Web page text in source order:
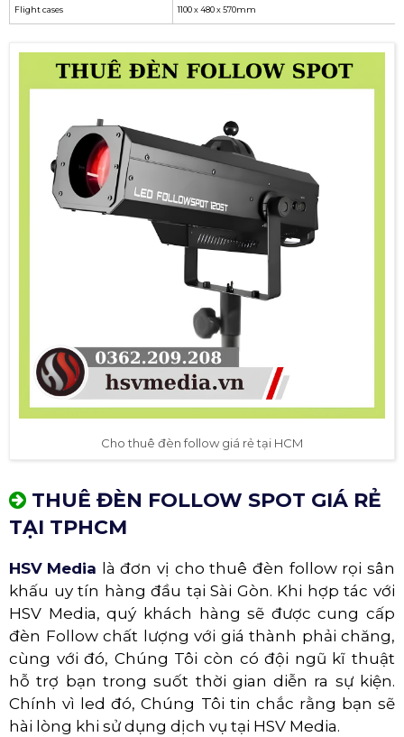
Flight cases 1100 x 480 x 570mm
Cho thuê đèn follow giá rẻ tại HCM
THUÊ ĐÈN FOLLOW SPOT GIÁ RẺ
TẠI TPHCM
HSV Media là đơn vị cho thuê đèn follow rọi sân
khấu uy tín hàng đầu tại Sài Gòn. Khi hợp tác với
HSV Media, quý khách hàng sẽ được cung cấp
đèn Follow chất lượng với giá thành phải chăng,
cùng với đó, Chúng Tôi còn có đội ngũ kĩ thuật
hỗ trợ bạn trong suốt thời gian diễn ra sự kiện.
Chính vì led đó, Chúng Tôi tin chắc rằng bạn sẽ
hài lòng khi sử dụng dịch vụ tại HSV Media.